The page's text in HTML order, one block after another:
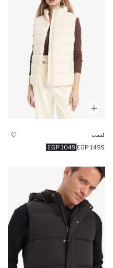
فيست
1049 EGP 1499 EGP